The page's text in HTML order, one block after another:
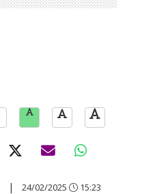
| 24/02/2025 15:23